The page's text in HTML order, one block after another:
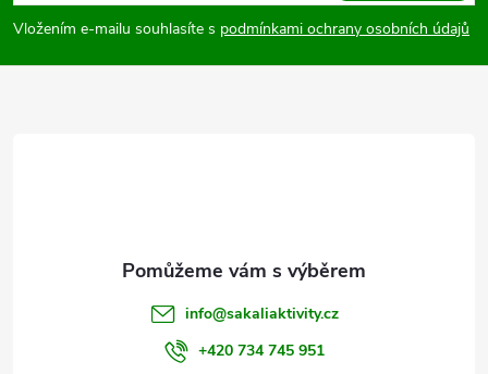
p
a
Vložením e-mailu souhlasíte s podmínkami ochrany osobních údajů
info@sakaliaktivity.cz
+420 734 745 951